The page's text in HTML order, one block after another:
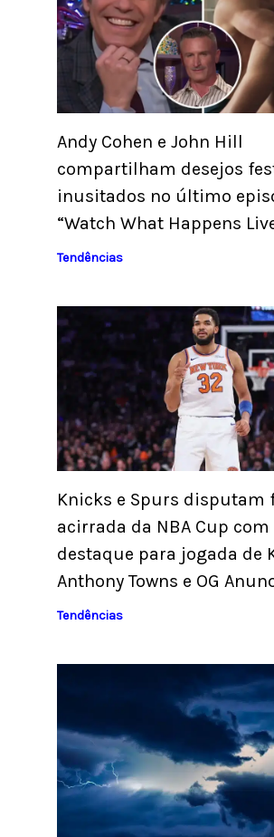
Andy Cohen e John Hill
compartilham desejos
inusitados no último
“Watch What Happens
Tendências
Knicks e Spurs disputam
acirrada da NBA Cup com
destaque para jogada de
Anthony Towns e OG
Tendências